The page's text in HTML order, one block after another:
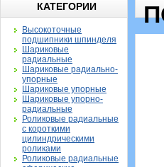
КАТЕГОРИИ
Высокоточные
подшипники шпинделя
Шариковые
радиальные
Шариковые радиально-
упорные
Шариковые упорные
Шариковые упорно-
радиальные
Роликовые радиальные
с короткими
цилиндрическими
роликами
Роликовые радиальные